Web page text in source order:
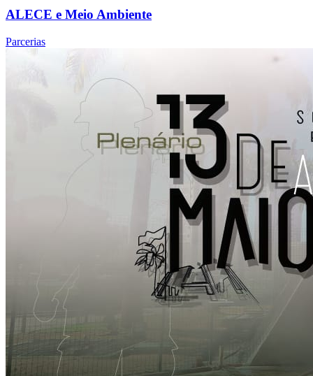
ALECE e Meio Ambiente
Parcerias